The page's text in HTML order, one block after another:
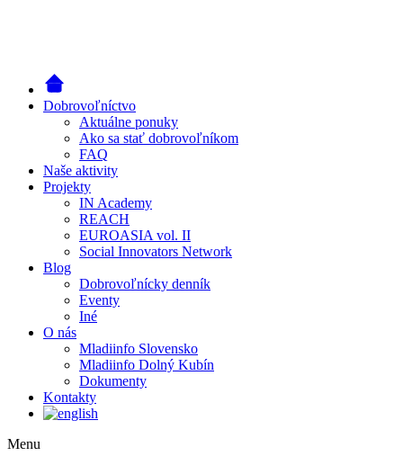
Dobrovoľníctvo
Aktuálne ponuky
Ako sa stať dobrovoľníkom
FAQ
Naše aktivity
Projekty
IN Academy
REACH
EUROASIA vol. II
Social Innovators Network
Blog
Dobrovoľnícky denník
Eventy
Iné
O nás
Mladiinfo Slovensko
Mladiinfo Dolný Kubín
Dokumenty
Kontakty
Menu